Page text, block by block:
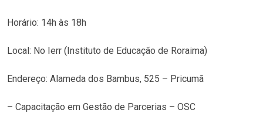
Horário: 14h às 18h
Local: No Ierr (Instituto de Educação de Roraima)
Endereço: Alameda dos Bambus, 525 – Pricumã
– Capacitação em Gestão de Parcerias – OSC